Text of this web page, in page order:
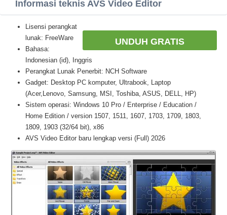
Informasi teknis AVS Video Editor
UNDUH GRATIS
Lisensi perangkat
lunak: FreeWare
Bahasa:
Indonesian (id), Inggris
Perangkat Lunak Penerbit: NCH Software
Gadget: Desktop PC komputer, Ultrabook, Laptop
(Acer,Lenovo, Samsung, MSI, Toshiba, ASUS, DELL, HP)
Sistem operasi: Windows 10 Pro / Enterprise / Education /
Home Edition / version 1507, 1511, 1607, 1703, 1709, 1803,
1809, 1903 (32/64 bit), x86
AVS Video Editor baru lengkap versi (Full) 2026